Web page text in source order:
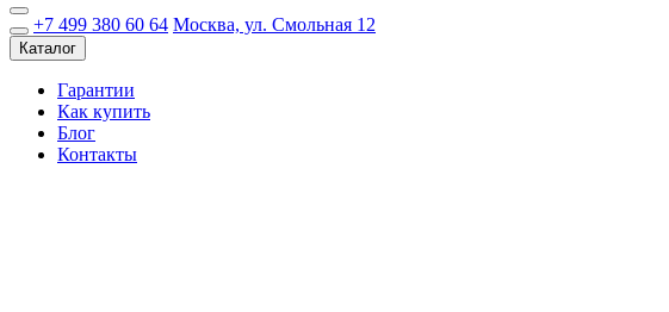
+7 499 380 60 64 Москва, ул. Смольная 12
Каталог
Гарантии
Как купить
Блог
Контакты